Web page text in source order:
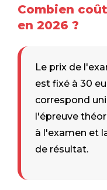
Combien
en 2026 ?
Le prix de
est fixé à 30
correspond
l'épreuve
à l'examen et
de résultat.